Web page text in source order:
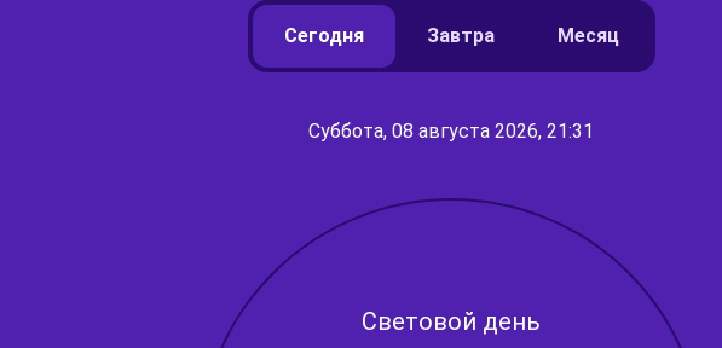
Сегодня Завтра Месяц
Суббота, 08 августа 2026, 21:31
Световой день